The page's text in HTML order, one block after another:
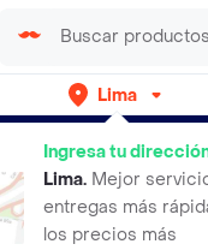
Lima
Ingresa tu
Lima. Mejor
entregas más
los precios más
envíos gratis por semanas